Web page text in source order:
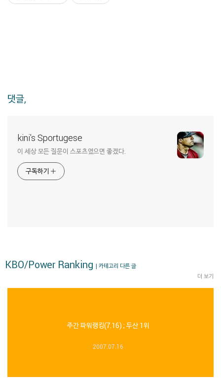
댓글,
kini's Sportugese
이 세상 모든 질문이 스포츠였으면 좋겠다.
구독하기
KBO/Power Ranking | 카테고리 다른 글
더 보기
주간 파워랭킹(7.16) ; 두산 1위
2007.07.16